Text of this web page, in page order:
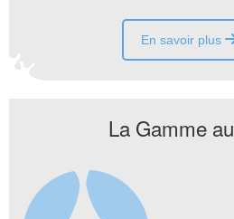
En savoir plus
La Gamme